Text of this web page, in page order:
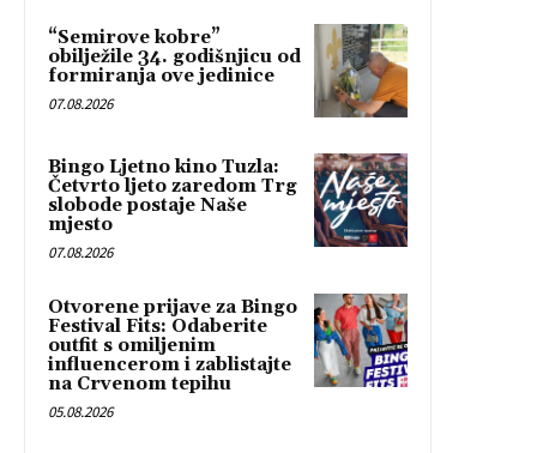
“Semirove kobre”
obilježile 34. godišnjicu od
formiranja ove jedinice
07.08.2026
Bingo Ljetno kino Tuzla:
Četvrto ljeto zaredom Trg
slobode postaje Naše
mjesto
07.08.2026
Otvorene prijave za Bingo
Festival Fits: Odaberite
outfit s omiljenim
influencerom i zablistajte
na Crvenom tepihu
05.08.2026